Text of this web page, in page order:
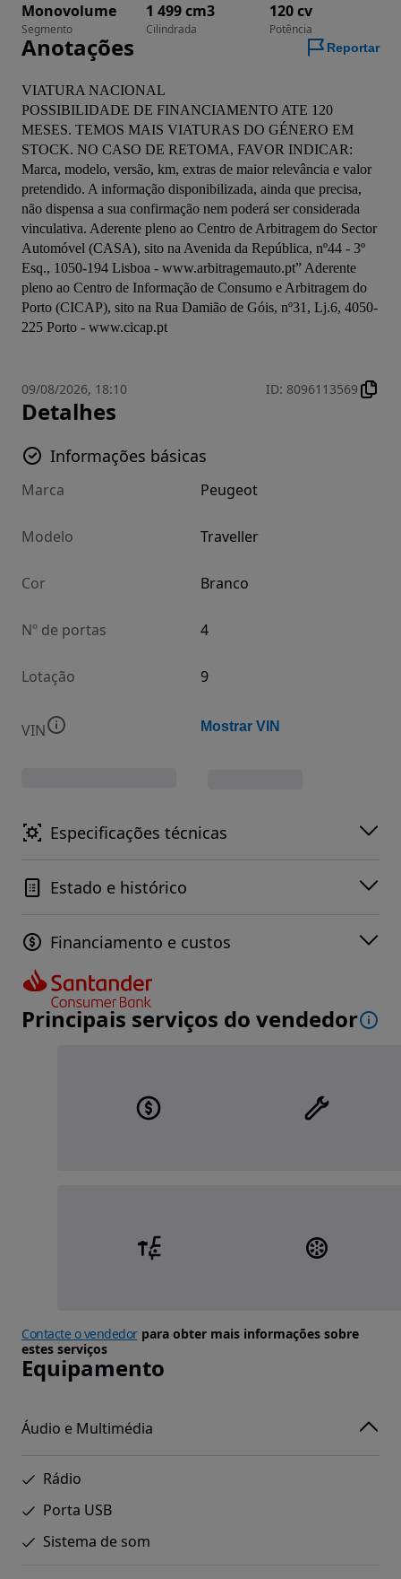
Monovolume
Segmento
1 499 cm3
Cilindrada
120 cv
Potência
Anotações Reportar
VIATURA NACIONAL
POSSIBILIDADE DE FINANCIAMENTO ATE 120
MESES. TEMOS MAIS VIATURAS DO GÉNERO EM
STOCK. NO CASO DE RETOMA, FAVOR INDICAR:
Marca, modelo, versão, km, extras de maior relevância e valor
pretendido. A informação disponibilizada, ainda que precisa,
não dispensa a sua confirmação nem poderá ser considerada
vinculativa. Aderente pleno ao Centro de Arbitragem do Sector
Automóvel (CASA), sito na Avenida da República, nº44 - 3º
Esq., 1050-194 Lisboa - www.arbitragemauto.pt” Aderente
pleno ao Centro de Informação de Consumo e Arbitragem do
Porto (CICAP), sito na Rua Damião de Góis, nº31, Lj.6, 4050-
225 Porto - www.cicap.pt
09/08/2026, 18:10 ID: 8096113569
Detalhes
Informações básicas
Marca Peugeot
Modelo Traveller
Cor Branco
Nº de portas 4
Lotação 9
VIN Mostrar VIN
Especificações técnicas
Estado e histórico
Financiamento e custos
Principais serviços do vendedor
Contacte o vendedorpara obter mais informações sobre
estes serviços
Equipamento
Áudio e Multimédia
Rádio
Porta USB
Sistema de som